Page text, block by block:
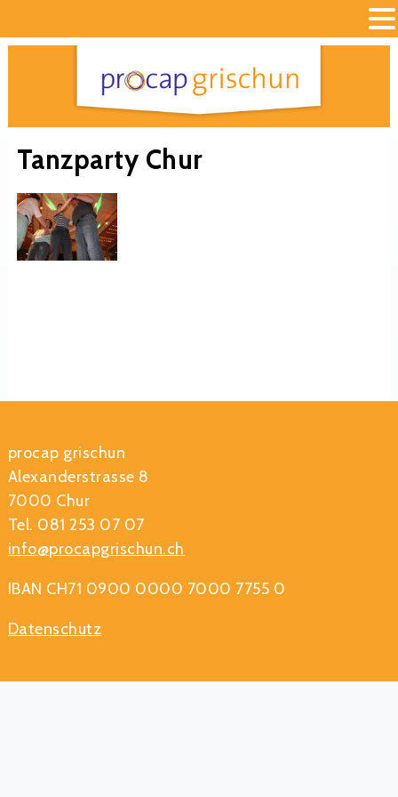
Tanzparty Chur
procap grischun
Alexanderstrasse 8
7000 Chur
Tel. 081 253 07 07
info@procapgrischun.ch
IBAN CH71 0900 0000 7000 7755 0
Datenschutz